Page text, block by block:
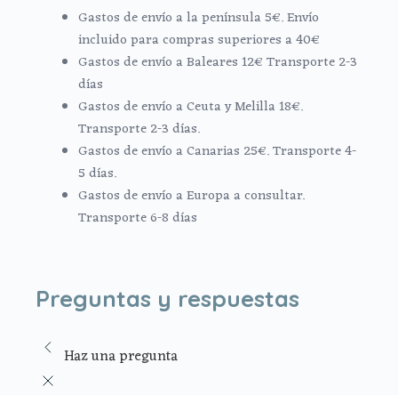
Gastos de envío a la península 5€. Envío
incluido para compras superiores a 40€
Gastos de envío a Baleares 12€ Transporte 2-3
días
Gastos de envío a Ceuta y Melilla 18€.
Transporte 2-3 días.
Gastos de envío a Canarias 25€. Transporte 4-
5 días.
Gastos de envío a Europa a consultar.
Transporte 6-8 días
Preguntas y respuestas
Haz una pregunta